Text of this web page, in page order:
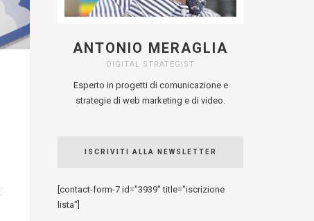
ANTONIO MERAGLIA
DIGITAL STRATEGIST
Esperto in progetti di comunicazione e
strategie di web marketing e di video.
ISCRIVITI ALLA NEWSLETTER
[contact-form-7 id="3939" title="iscrizione
lista"]